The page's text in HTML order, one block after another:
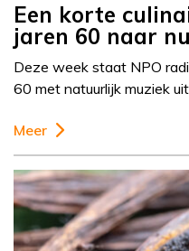
Een korte
jaren 60 naar nu
Deze week staat NPO
60 met natuurlijk muziek
Meer